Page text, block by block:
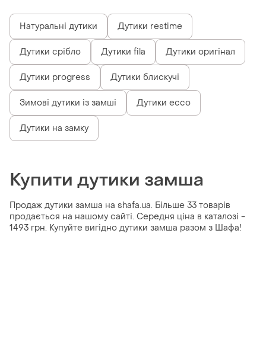
Натуральні дутики Дутики restime
Дутики срібло Дутики fila Дутики оригінал
Дутики progress Дутики блискучі
Зимові дутики із замші Дутики ecco
Дутики на замку
Купити дутики замша
Продаж дутики замша на shafa.ua. Більше 33 товарів
продається на нашому сайті. Середня ціна в каталозі -
1493 грн. Купуйте вигідно дутики замша разом з Шафа!